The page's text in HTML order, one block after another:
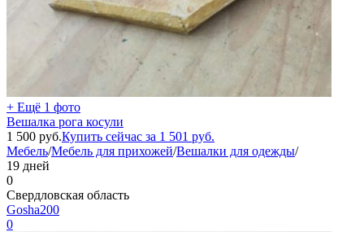
+ Ещё 1 фото
Вешалка рога косули
1 500 руб.Купить сейчас за 1 501 руб.
Мебель/Мебель для прихожей/Вешалки для одежды/
19 дней
0
Свердловская область
Gosha200
0